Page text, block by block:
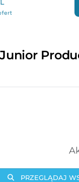
Junior
PRZEGLĄDAJ